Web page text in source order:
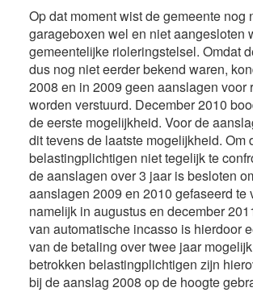
Op dat moment wist de gemeente nog
garageboxen wel en niet aangesloten
gemeentelijke rioleringstelsel. Omdat
dus nog niet eerder bekend waren,
2008 en in 2009 geen aanslagen voor
worden verstuurd. December 2010
de eerste mogelijkheid. Voor de
dit tevens de laatste mogelijkheid. Om
belastingplichtigen niet tegelijk te
de aanslagen over 3 jaar is besloten
aanslagen 2009 en 2010 gefaseerd te
namelijk in augustus en december
van automatische incasso is hierdoor
van de betaling over twee jaar
betrokken belastingplichtigen zijn
bij de aanslag 2008 op de hoogte